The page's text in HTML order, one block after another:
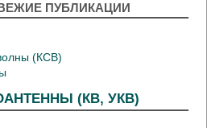
ПУБЛИКАЦИИ
(КСВ)
(КВ, УКВ)